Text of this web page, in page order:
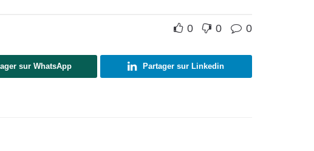
0 0 0
sur WhatsApp Partager sur Linkedin